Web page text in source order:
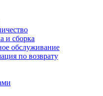
и сборка
обслуживание
по возврату